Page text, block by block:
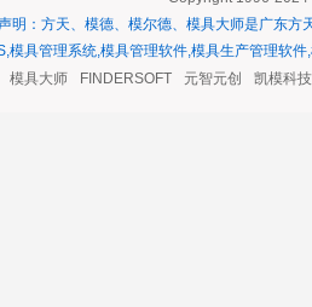
明：方天、模德、模尔德、模具大师是广东
模具管理系统,模具管理软件,模具生产管理软
模具大师 FINDERSOFT 元智元创 凯模科技